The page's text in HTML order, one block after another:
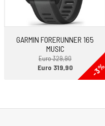
GARMIN FORERUNNER 165
MUSIC
Euro 329,90
-3%
Euro 319,90